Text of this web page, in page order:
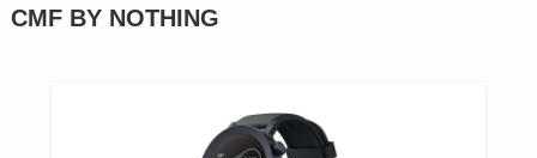
CMF BY NOTHING